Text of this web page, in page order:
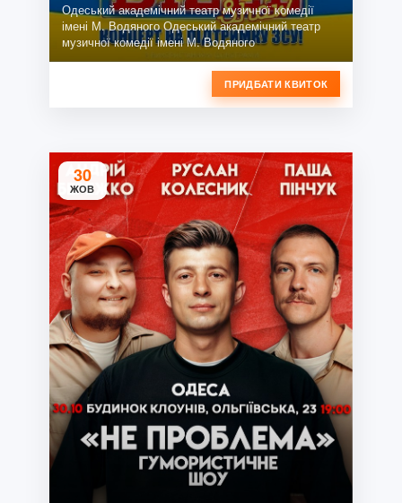
Одеський академічний театр музичної комедії
імені М. Водяного Одеський академічний театр
музичної комедії імені М. Водяного
ПРИДБАТИ КВИТОК
30
ЖОВ